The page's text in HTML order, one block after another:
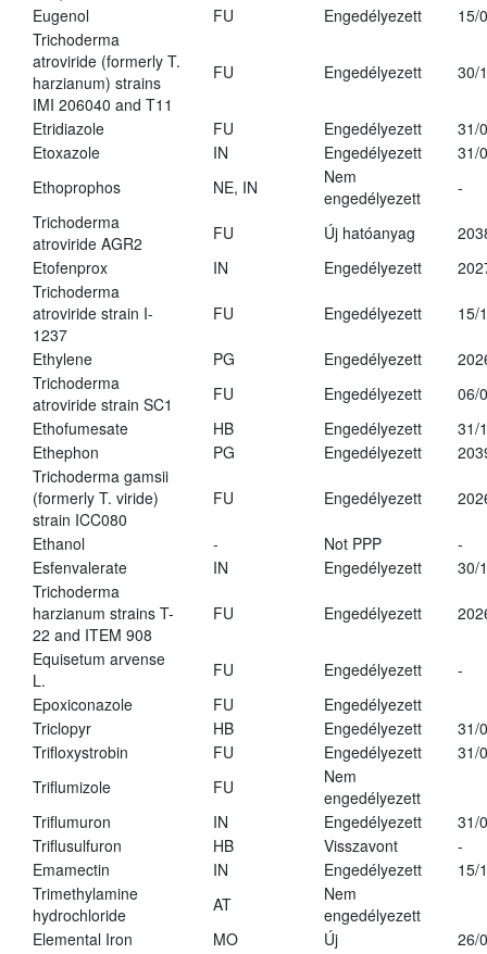
Eugenol
FU Engedélyezett
15/
Trichoderma
atroviride (formerly T.
harzianum) strains
IMI 206040 and T11
FU Engedélyezett 30/
Etridiazole FU Engedélyezett
31/
Etoxazole
IN Engedélyezett
31/
Ethoprophos
NE, IN
Nem
engedélyezett
-
Trichoderma
atroviride AGR2
FU Új hatóanyag
Etofenprox
IN Engedélyezett
Trichoderma
atroviride strain I-
1237
FU Engedélyezett 15/
Ethylene PG Engedélyezett
Trichoderma
atroviride strain SC1
FU Engedélyezett
06/
Ethofumesate
HB Engedélyezett
31/
Ethephon
PG Engedélyezett
Trichoderma gamsii
(formerly T. viride)
strain ICC080
FU Engedélyezett
Ethanol - Not PPP
-
Esfenvalerate
IN Engedélyezett
30/
Trichoderma
harzianum strains T-
22 and ITEM 908
FU Engedélyezett
Equisetum arvense
L.
FU Engedélyezett
-
Epoxiconazole
FU
Engedélyezett
Triclopyr
HB Engedélyezett
31/
Trifloxystrobin
FU Engedélyezett
31/
Triflumizole
FU
Nem
engedélyezett
Triflumuron
IN Engedélyezett
31/
Triflusulfuron
HB Visszavont
-
Emamectin
IN Engedélyezett
15/
Trimethylamine
hydrochloride
AT
Nem
engedélyezett
Elemental Iron
MO Új
26/